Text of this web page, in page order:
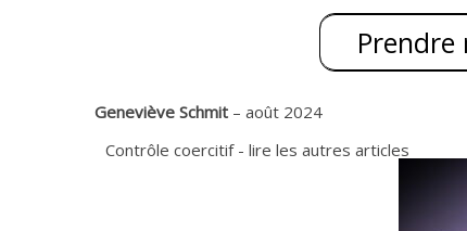
Geneviève Schmit – août 2024
Contrôle coercitif - lire les autres articles